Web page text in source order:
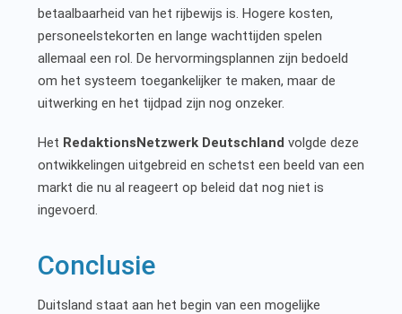
betaalbaarheid van het rijbewijs is. Hogere kosten,
personeelstekorten en lange wachttijden spelen
allemaal een rol. De hervormingsplannen zijn bedoeld
om het systeem toegankelijker te maken, maar de
uitwerking en het tijdpad zijn nog onzeker.
Het RedaktionsNetzwerk Deutschland volgde deze
ontwikkelingen uitgebreid en schetst een beeld van een
markt die nu al reageert op beleid dat nog niet is
ingevoerd.
Conclusie
Duitsland staat aan het begin van een mogelijke